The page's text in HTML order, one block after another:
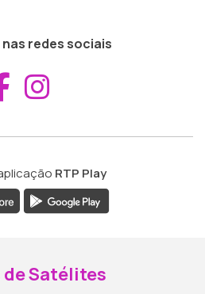
redes sociais
Aceder ao
RTP Play
de Satélites